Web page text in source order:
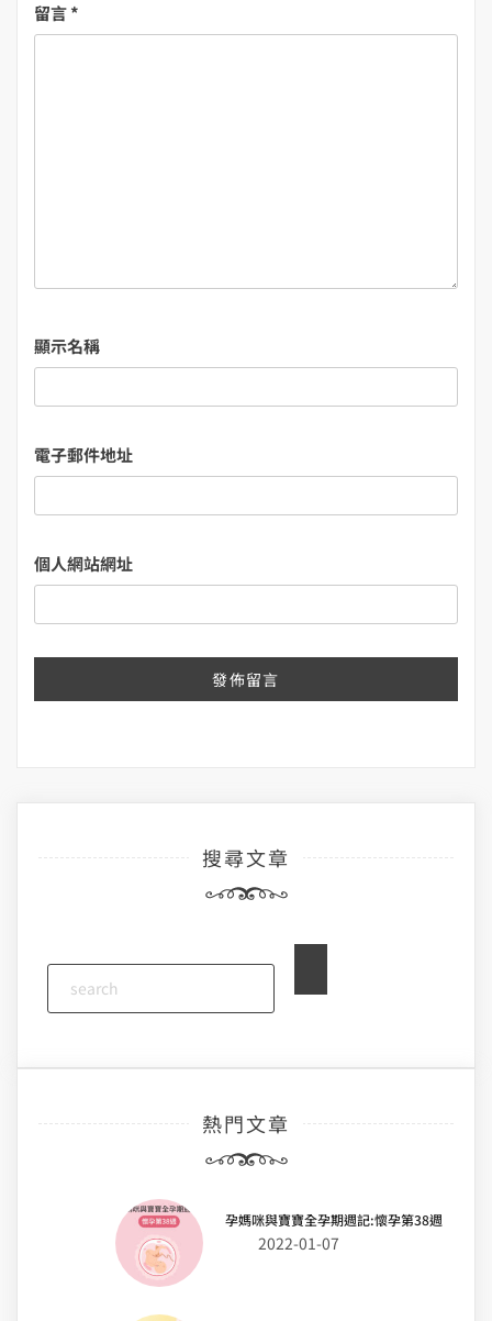
留言*
顯示名稱
電子郵件地址
個人網站網址
搜尋文章
熱門文章
孕媽咪與寶寶全孕期週記:懷孕第38週
2022-01-07